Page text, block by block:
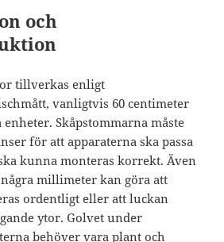
och
tillverkas enligt
vanligtvis 60 centimeter
Skåpstommarna måste
för att apparaterna ska passa
kunna monteras korrekt. Även
millimeter kan göra att
ordentligt eller att luckan
ytor. Golvet under
behöver vara plant och